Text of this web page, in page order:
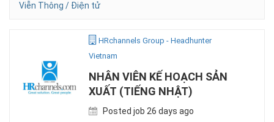
Viễn Thông / Điện tử
HRchannels Group - Headhunter
Vietnam
NHÂN VIÊN KẾ HOẠCH SẢN
XUẤT (TIẾNG NHẬT)
Posted job 26 days ago